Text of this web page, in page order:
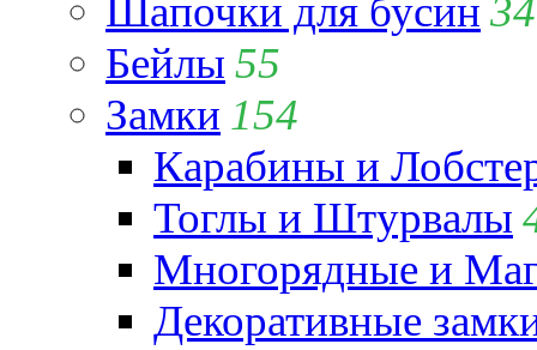
Шапочки для бусин 34
Бейлы 55
Замки 154
Карабины и
Тоглы и Штурвалы
Многорядные и
Декоративные